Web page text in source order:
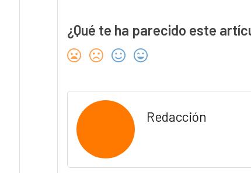
¿Qué te ha parecido este
Redacción